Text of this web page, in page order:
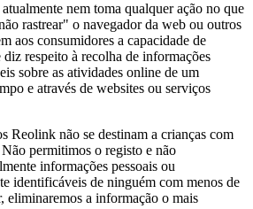
nem toma qualquer ação no que
rastrear" o navegador da web ou outros
aos consumidores a capacidade de
respeito à recolha de informações
sobre as atividades online de um
e através de websites ou serviços
Reolink não se destinam a crianças com
permitimos o registo e não
informações pessoais ou
identificáveis de ninguém com menos de
eliminaremos a informação o mais